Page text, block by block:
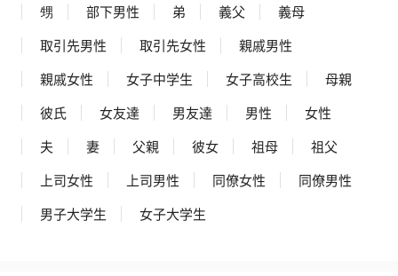
お酒にぴったりのおつまみ・サプリを同梱してお届けいたしま
いぶりがっことチーズ
のオイル漬（981円）
ごろっとうまみ チーズ
のオイル漬（塩麹&レモ
甥
部下男性 弟 義父
義母
取引先男性
取引先女性
親戚男性
親戚女性
女子中学生 女子高校生
母親
彼氏
女友達 男友達 男性
女性
夫
妻 父親 彼女 祖母
祖父
上司女性
上司男性 同僚女性
同僚男性
男子大学生
女子大学生